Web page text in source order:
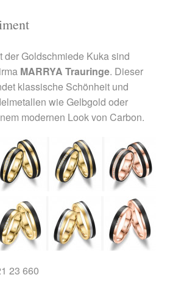
der Goldschmiede Kuka sind
MARRYA Trauringe. Dieser
klassische Schönheit und
wie Gelbgold oder
modernen Look von Carbon.
23 660